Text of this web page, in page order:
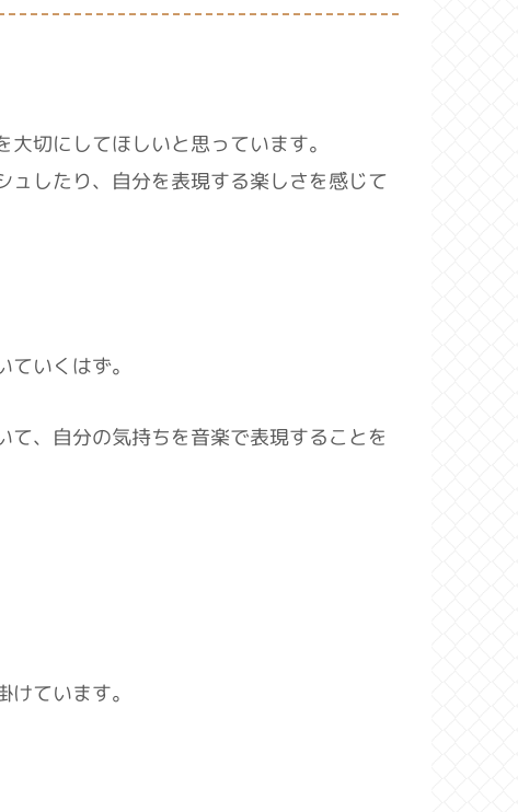
切にしてほしいと思っています。
したり、自分を表現する楽しさを感じて
いくはず。
、自分の気持ちを音楽で表現することを
ています。